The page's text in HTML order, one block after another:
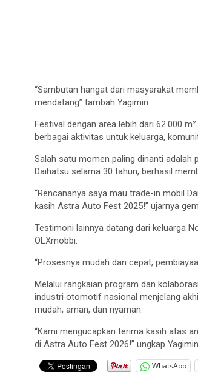
“Sambutan hangat dari masyarakat
mendatang” tambah Yagimin.
Festival dengan area lebih dari 62.000
berbagai aktivitas untuk keluarga,
Salah satu momen paling dinanti adalah
Daihatsu selama 30 tahun, berhasil
“Rencananya saya mau trade-in mobil
kasih Astra Auto Fest 2025!” ujarnya
Testimoni lainnya datang dari keluarga
OLXmobbi.
“Prosesnya mudah dan cepat,
Melalui rangkaian program dan
industri otomotif nasional menjelang
mudah, aman, dan nyaman.
“Kami mengucapkan terima kasih atas
di Astra Auto Fest 2026!” ungkap Yagimin
WhatsApp